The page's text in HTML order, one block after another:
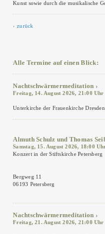
Kunst sowie durch die musikalische
zurück
Alle Termine auf einen Blick:
Nachtschwärmermeditation
Freitag, 14. August 2026, 21:00 Uhr
Unterkirche der Frauenkirche
Almuth Schulz und Thomas
Samstag, 15. August 2026, 18:00
Konzert in der Stiftskirche Petersberg
Bergweg 11
06193 Petersberg
Nachtschwärmermeditation
Freitag, 21. August 2026, 21:00 Uhr